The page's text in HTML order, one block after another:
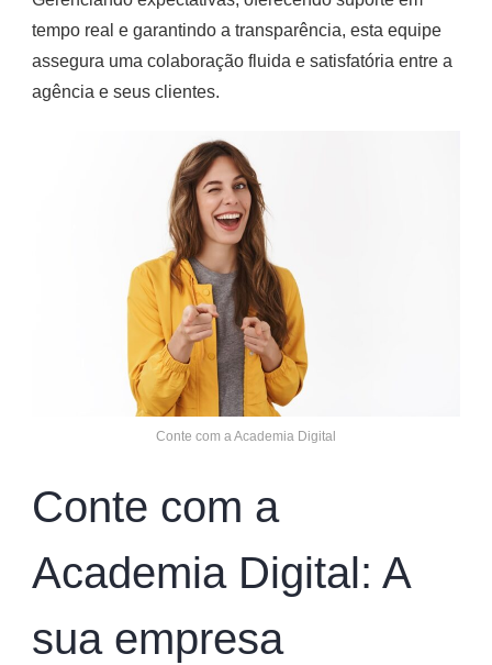
tempo real e garantindo a transparência, esta equipe
assegura uma colaboração fluida e satisfatória entre a
agência e seus clientes.
Conte com a Academia Digital
Conte com a
Academia Digital: A
sua empresa